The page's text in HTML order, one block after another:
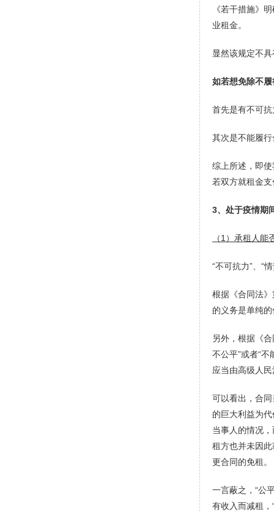
《若干措施》
业租金。
显然该规定不
如若想免除不
首先是有不可
其次是不能履
综上所述，即
若双方就租金
3、处于疫情期
（1）承租人能
“不可抗力”、“
根据《合同法
的义务是单纯
另外，根据《
不公平”或者“
应当由高级人
可以看出，合
的巨大利益为
当事人的情况
租方也并未因
更合同的免租。
一言蔽之，“公
有收入而减租